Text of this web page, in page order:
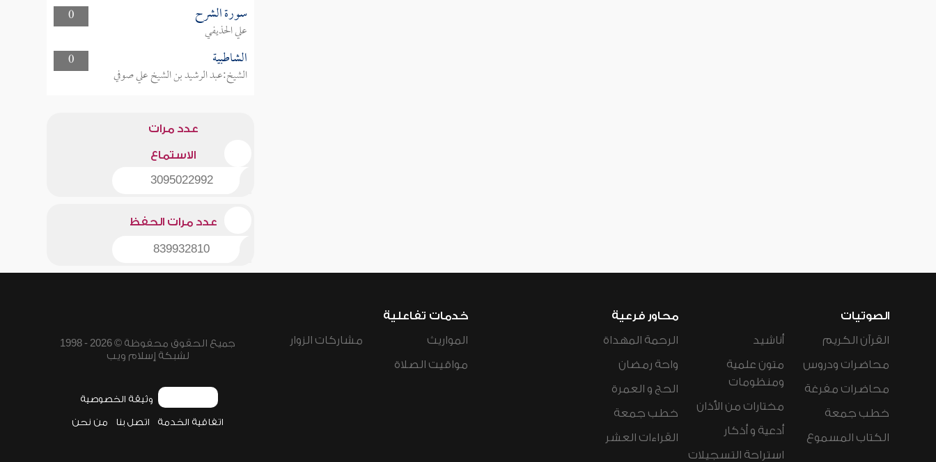
0
سورة الشرح
علي الحذيفي
0
الشاطبية
الشيخ:عبد الرشيد بن الشيخ علي صوفي
عدد مرات
الاستماع
3095022992
عدد مرات الحفظ
839932810
الصوتيات
القرآن الكريم
محاضرات ودروس
محاضرات مفرغة
خطب جمعة
الكتاب المسموع
أناشيد
متون علمية
ومنظومات
مختارات من الأذان
أدعية و أذكار
استراحة التسجيلات
محاور فرعية
الرحمة المهداة
واحة رمضان
الحج و العمرة
خطب جمعة
القراءات العشر
خدمات تفاعلية
المواريث
مواقيت الصلاة
مشاركات الزوار
جميع الحقوق محفوظة © 2026 - 1998
لشبكة إسلام ويب
وثيقة الخصوصية
اتفاقية الخدمة اتصل بنا من نحن